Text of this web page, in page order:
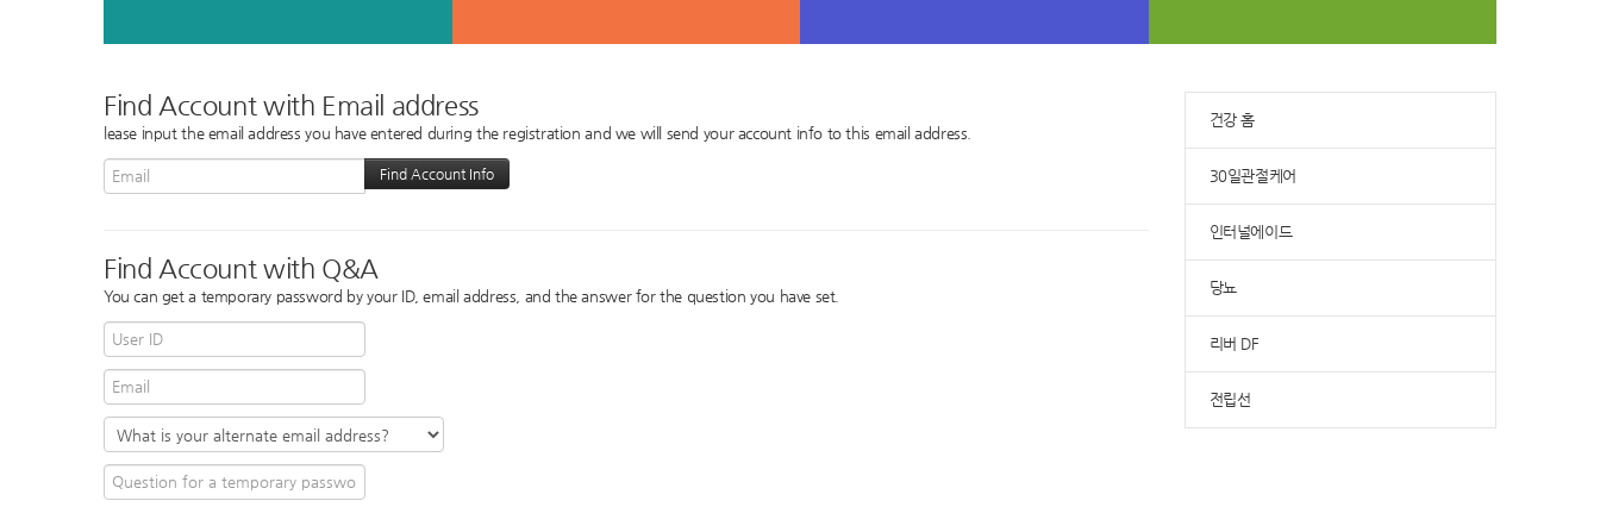
건강 홈
30일관절케어
인터널에이드
당뇨
리버 DF
전립선
Find Account with Email address
lease input the email address you have entered during the registration and we will send your account info to this email address.
Find Account with Q&A
You can get a temporary password by your ID, email address, and the answer for the question you have set.